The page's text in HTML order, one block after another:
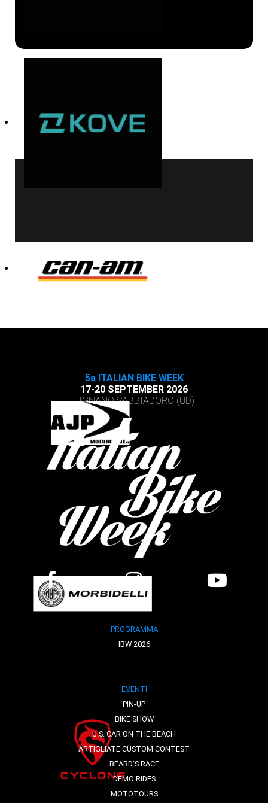
5a ITALIAN BIKE WEEK
17-20 SEPTEMBER 2026
LIGNANO SABBIADORO (UD)
PROGRAMMA
IBW 2026
EVENTI
PIN-UP
BIKE SHOW
U.S. CAR ON THE BEACH
ARTIGLIATE CUSTOM CONTEST
BEARD'S RACE
DEMO RIDES
MOTOTOURS